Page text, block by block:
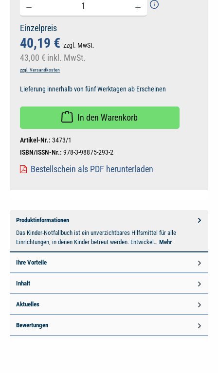
Einzelpreis
40,19 € zzgl. MwSt.
43,00 € inkl. MwSt.
zzgl. Versandkosten
Lieferung innerhalb von fünf Werktagen ab Erscheinen
In den Warenkorb
Artikel-Nr.: 3473/1
ISBN/ISSN-Nr.: 978-3-98875-293-2
Bestellschein als PDF herunterladen
Produktinformationen
Das Kinder-Notfallbuch ist ein unverzichtbares Hilfsmittel für alle
Einrichtungen, in denen Kinder betreut werden. Entwickel… Mehr
Ihre Vorteile
Inhalt
Aktuelles
Bewertungen